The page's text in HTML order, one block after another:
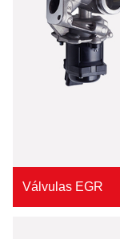
Válvulas EGR